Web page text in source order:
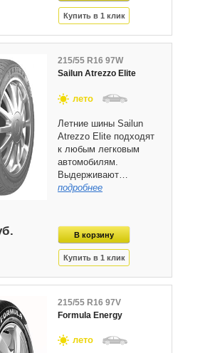
215/55 R16 97W
Sailun Atrezzo Elite
лето
Летние шины Sailun
Atrezzo Elite подходят
к любым легковым
автомобилям.
Выдерживают…
подробнее
215/55 R16 97V
Formula Energy
лето